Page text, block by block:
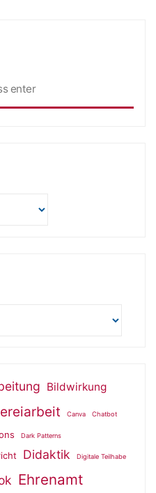
Bildwirkung
Canva Chatbot
Dark Patterns
Didaktik Digitale Teilhabe
Ehrenamt